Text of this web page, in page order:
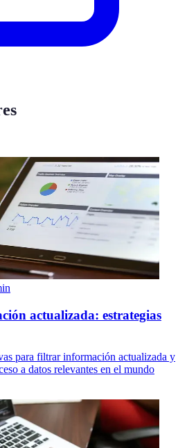
actualizada: estrategias
para filtrar información actualizada y
a datos relevantes en el mundo